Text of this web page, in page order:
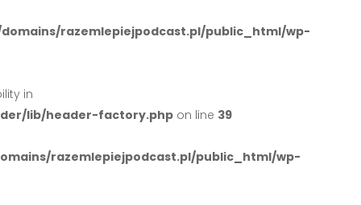
razemlepiejpodcast.pl/public_html/wp-
in
lib/header-factory.php on line 39
razemlepiejpodcast.pl/public_html/wp-